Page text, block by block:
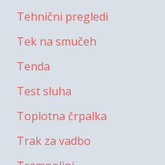
Tehnični pregledi
Tek na smučeh
Tenda
Test sluha
Toplotna črpalka
Trak za vadbo